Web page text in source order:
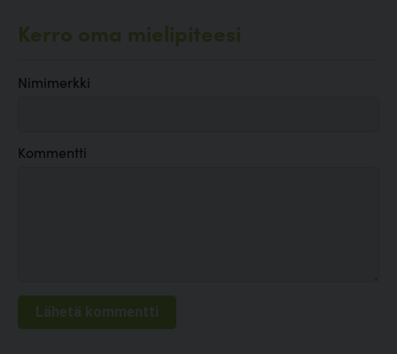
Kerro oma mielipiteesi
Nimimerkki
Kommentti